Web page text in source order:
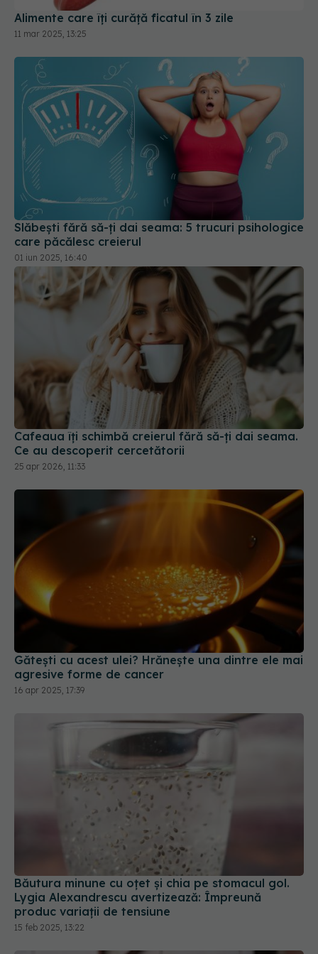
Alimente care îți curăță ficatul în 3 zile
11 mar 2025, 13:25
Slăbești fără să-ți dai seama: 5 trucuri psihologice
care păcălesc creierul
01 iun 2025, 16:40
Cafeaua îți schimbă creierul fără să-ți dai seama.
Ce au descoperit cercetătorii
25 apr 2026, 11:33
Gătești cu acest ulei? Hrănește una dintre ele mai
agresive forme de cancer
16 apr 2025, 17:39
Băutura minune cu oțet și chia pe stomacul gol.
Lygia Alexandrescu avertizează: Împreună
produc variații de tensiune
15 feb 2025, 13:22